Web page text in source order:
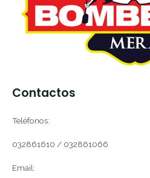
Contactos
Teléfonos:
032861610 / 032861066
Email: